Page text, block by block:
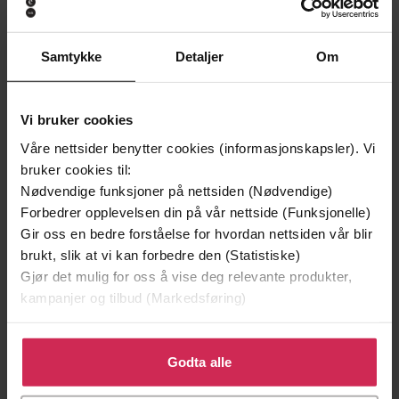
Samtykke Detaljer Om
Vi bruker cookies
Våre nettsider benytter cookies (informasjonskapsler). Vi
bruker cookies til:
Nødvendige funksjoner på nettsiden (Nødvendige)
Forbedrer opplevelsen din på vår nettside (Funksjonelle)
Gir oss en bedre forståelse for hvordan nettsiden vår blir
brukt, slik at vi kan forbedre den (Statistiske)
Gjør det mulig for oss å vise deg relevante produkter,
kampanjer og tilbud (Markedsføring)
Klikk på «Godta alle» for å gi oss ditt samtykke til å
bruke cookies for alle disse formålene. Du kan også
tilpasse ditt samtykke til spesifikke formål ved å klikke
Godta alle
Sjanger
DRM-
beskyttelse
Kun app
ISBN 9781409199113
Om boken
HOW DO YOU FIND A KILLER WHO KNOWS
EVERYTHING ABOUT YOU?